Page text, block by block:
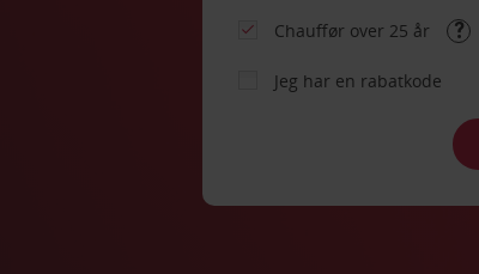
Chauffør over 25 år
Jeg har en rabatkode